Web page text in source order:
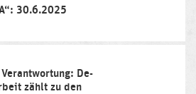
30.6.2025
De-
zählt zu den